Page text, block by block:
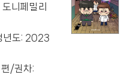
니페밀리
년도: 2023
편/권차: